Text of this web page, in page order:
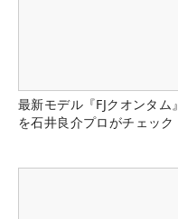
最新モデル『FJクオンタム』
を石井良介プロがチェック